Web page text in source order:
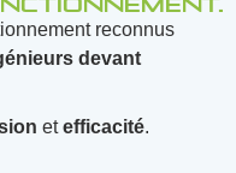
reconnus
devant
etefficacité.